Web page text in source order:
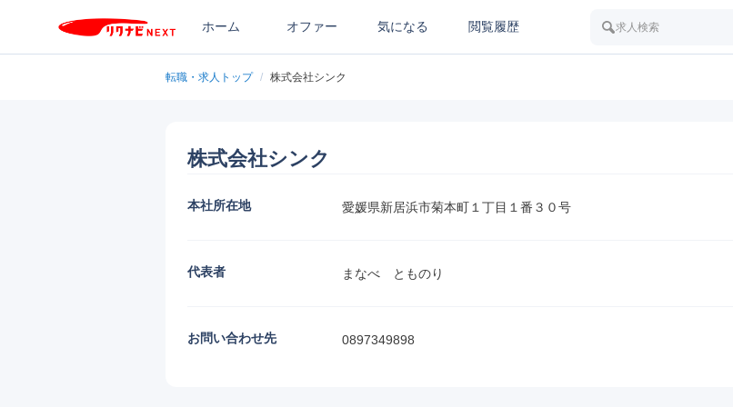
ホーム オファー 気になる 閲覧履歴 求人検索
転職・求人トップ / 株式会社シンク
株式会社シンク
本社所在地 愛媛県新居浜市菊本町１丁目１番３０号
代表者 まなべ　とものり
お問い合わせ先 0897349898